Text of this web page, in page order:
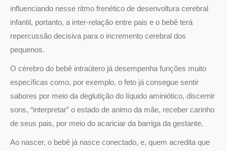
influenciando nesse ritmo frenético de desenvoltura cerebral
infantil, portanto, a inter-relação entre pais e o bebê terá
repercussão decisiva para o incremento cerebral dos
pequenos.
O cérebro do bebê intraútero já desempenha funções muito
específicas como, por exemplo, o feto já consegue sentir
sabores por meio da deglutição do líquido aminiótico, discernir
sons, “interpretar” o estado de animo da mãe, receber carinho
de seus pais, por meio do acariciar da barriga da gestante.
Ao nascer, o bebê já nasce conectado, e, quem acredita que